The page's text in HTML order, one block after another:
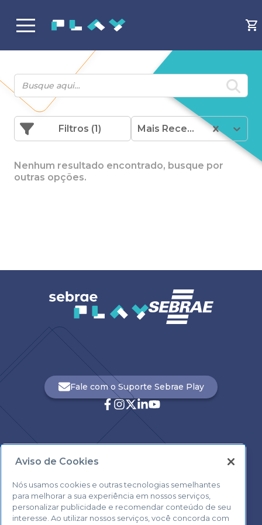
Filtros (1) Mais Recentes
Nenhum resultado encontrado, busque por
outras opções.
0800 570 0800
Fale com o Suporte Sebrae Play
Aviso de Cookies
Nós usamos cookies e outras tecnologias semelhantes
para melhorar a sua experiência em nossos serviços,
personalizar publicidade e recomendar conteúdo de seu
interesse. Ao utilizar nossos serviços, você concorda com